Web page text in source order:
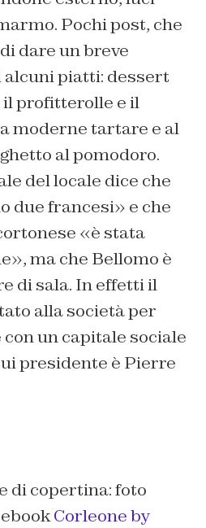
Pochi post, che
dare un breve
alcuni piatti: dessert
profitterolle e il
moderne tartare e al
al pomodoro.
del locale dice che
due francesi» e che
«è stata
ma che Bellomo è
di sala. In effetti il
alla società per
un capitale sociale
presidente è Pierre
di copertina: foto
Corleone by